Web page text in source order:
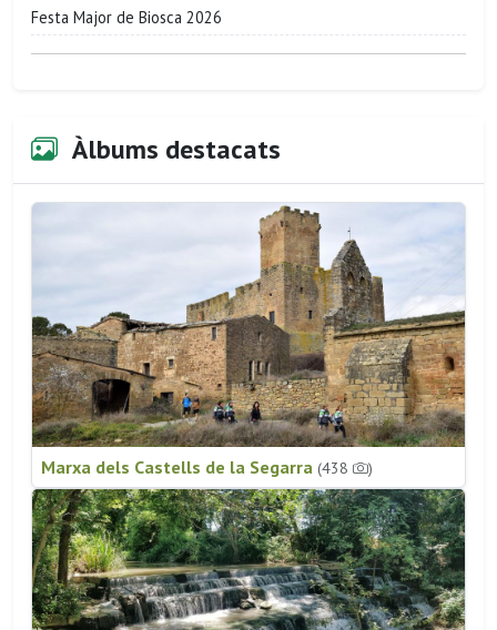
Festa Major de Biosca 2026
Àlbums destacats
Marxa dels Castells de la Segarra (438 )